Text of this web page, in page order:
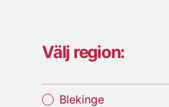
Välj region:
Blekinge